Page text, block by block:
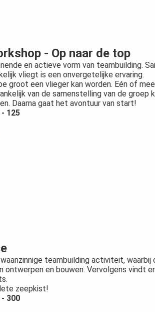
- Op naar de top
en actieve vorm van teambuilding.
vliegt is een onvergetelijke ervaring.
groot een vlieger kan worden. Eén of
van de samenstelling van de groep
Daarna gaat het avontuur van start!
125
teambuilding activiteit, waarbij
ontwerpen en bouwen. Vervolgens vindt
zeepkist!
300